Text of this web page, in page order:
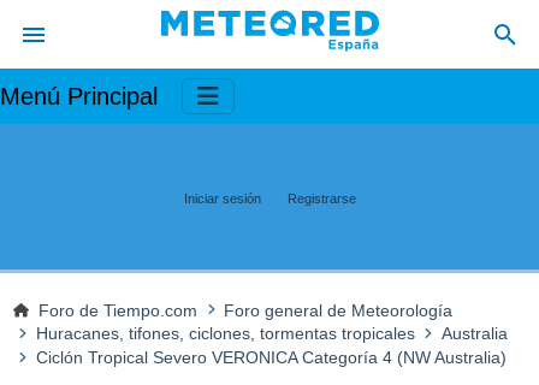
Menú Principal
Iniciar sesión Registrarse
Foro de Tiempo.com
Foro general de Meteorología
Huracanes, tifones, ciclones, tormentas tropicales
Australia
Ciclón Tropical Severo VERONICA Categoría 4 (NW Australia)